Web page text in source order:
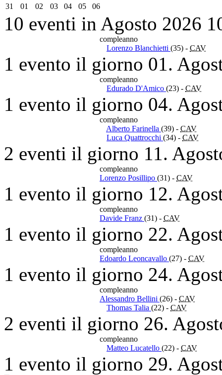
31
01 02 03 04 05 06
10 eventi in Agosto 2026
compleanno
Lorenzo Blanchietti (35) - CAV
1 evento il giorno 01.
compleanno
Edurado D'Amico (23) - CAV
1 evento il giorno 04.
compleanno
Alberto Farinella (39) - CAV
Luca Quattrocchi (34) - CAV
2 eventi il giorno 11.
compleanno
Lorenzo Posillipo (31) - CAV
1 evento il giorno 12.
compleanno
Davide Franz (31) - CAV
1 evento il giorno 22.
compleanno
Edoardo Leoncavallo (27) - CAV
1 evento il giorno 24.
compleanno
Alessandro Bellini (26) - CAV
Thomas Talia (22) - CAV
2 eventi il giorno 26.
compleanno
Matteo Lucatello (22) - CAV
1 evento il giorno 29.